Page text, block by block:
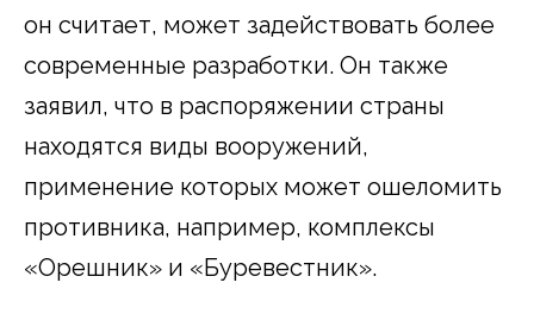
он считает, может задействовать более
современные разработки. Он также
заявил, что в распоряжении страны
находятся виды вооружений,
применение которых может ошеломить
противника, например, комплексы
«Орешник» и «Буревестник».